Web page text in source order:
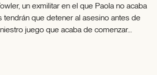
un exmilitar en el que Paola no acaba
tendrán que detener al asesino antes de
juego que acaba de comenzar...